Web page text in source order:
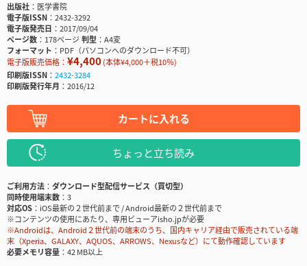
出版社
医学書院
電子版ISSN
2432-3292
電子版発売日
2017/09/04
ページ数
178ページ判型
A4変
フォーマット
PDF（パソコンへのダウンロード不可）
電子版販売価格： ¥4,400(本体¥4,000＋税10％)
印刷版ISSN
2432-3284
印刷版発行年月
2016/12
カートに入れる
ちょっと立ち読み
ご利用方法
ダウンロード型配信サービス（買切型）
同時使用端末数
3
対応OS
iOS最新の２世代前まで / Android最新の２世代前まで
※コンテンツの使用にあたり、専用ビューアisho.jpが必要
※Androidは、Android２世代前の端末のうち、国内キャリア経由で販売されている端
末（Xperia、GALAXY、AQUOS、ARROWS、Nexusなど）にて動作確認しています
必要メモリ容量
42 MB以上